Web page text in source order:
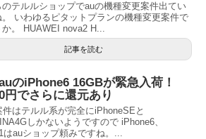
のテルルショップでauの機種変更案件出てい
。 いわゆるピタットプランの機種変更案件で
か。 HUAWEI nova2 H...
記事を読む
のiPhone6 16GBが緊急入荷！
円でさらに還元あり
件はテルル系が完全にiPhoneSEと
しかないようですので iPhone6、
はauショップ頼みですね。...